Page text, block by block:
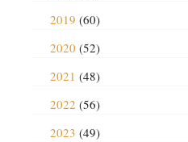
2019 (60)
2020 (52)
2021 (48)
2022 (56)
2023 (49)